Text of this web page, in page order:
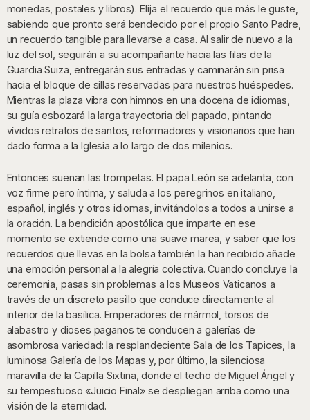
monedas, postales y libros). Elija el recuerdo que más le guste,
sabiendo que pronto será bendecido por el propio Santo Padre,
un recuerdo tangible para llevarse a casa. Al salir de nuevo a la
luz del sol, seguirán a su acompañante hacia las filas de la
Guardia Suiza, entregarán sus entradas y caminarán sin prisa
hacia el bloque de sillas reservadas para nuestros huéspedes.
Mientras la plaza vibra con himnos en una docena de idiomas,
su guía esbozará la larga trayectoria del papado, pintando
vívidos retratos de santos, reformadores y visionarios que han
dado forma a la Iglesia a lo largo de dos milenios.
Entonces suenan las trompetas. El papa León se adelanta, con
voz firme pero íntima, y saluda a los peregrinos en italiano,
español, inglés y otros idiomas, invitándolos a todos a unirse a
la oración. La bendición apostólica que imparte en ese
momento se extiende como una suave marea, y saber que los
recuerdos que llevas en la bolsa también la han recibido añade
una emoción personal a la alegría colectiva. Cuando concluye la
ceremonia, pasas sin problemas a los Museos Vaticanos a
través de un discreto pasillo que conduce directamente al
interior de la basílica. Emperadores de mármol, torsos de
alabastro y dioses paganos te conducen a galerías de
asombrosa variedad: la resplandeciente Sala de los Tapices, la
luminosa Galería de los Mapas y, por último, la silenciosa
maravilla de la Capilla Sixtina, donde el techo de Miguel Ángel y
su tempestuoso «Juicio Final» se despliegan arriba como una
visión de la eternidad.